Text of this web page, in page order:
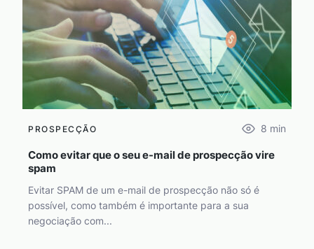
PROSPECÇÃO 8 min
Como evitar que o seu e-mail de prospecção vire
spam
Evitar SPAM de um e-mail de prospecção não só é
possível, como também é importante para a sua
negociação com...